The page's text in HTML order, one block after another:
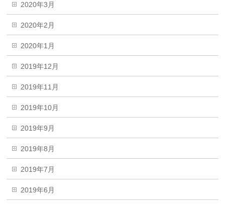
2020年3月
2020年2月
2020年1月
2019年12月
2019年11月
2019年10月
2019年9月
2019年8月
2019年7月
2019年6月